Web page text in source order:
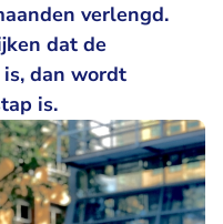
verlengd.
dat de
dan wordt
is.